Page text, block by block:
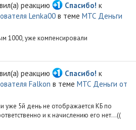
реакцию Спасибо! к
Lenka00 в теме МТС Деньги
1000, уже компенсировали
реакцию Спасибо! к
Falkon в теме МТС Деньги от
уже 5й день не отображается КБ по
и к начислению его нет...((